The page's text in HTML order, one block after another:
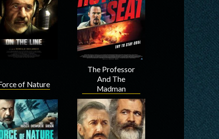
of Nature
The Professor
And The
Madman